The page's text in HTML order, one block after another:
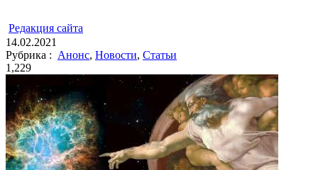
Редакция cайта
14.02.2021
Рубрика : Анонс, Новости, Статьи
1,229